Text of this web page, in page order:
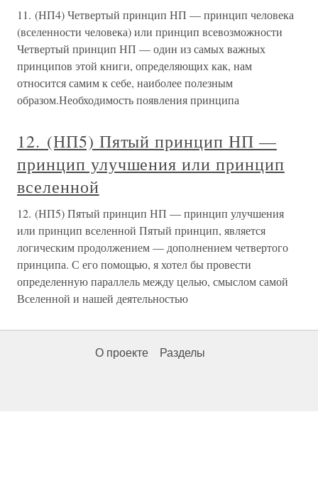
11. (НП4) Четвертый принцип НП — принцип человека
(вселенности человека) или принцип всевозможности
Четвертый принцип НП — один из самых важных
принципов этой книги, определяющих как, нам
относится самим к себе, наиболее полезным
образом.Необходимость появления принципа
12. (НП5) Пятый принцип НП —
принцип улучшения или принцип
вселенной
12. (НП5) Пятый принцип НП — принцип улучшения
или принцип вселенной Пятый принцип, является
логическим продолжением — дополнением четвертого
принципа. С его помощью, я хотел бы провести
определенную параллель между целью, смыслом самой
Вселенной и нашей деятельностью
О проекте Разделы